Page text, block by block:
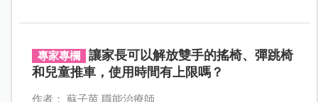
專家專欄
讓家長可以解放雙手的搖椅、彈跳椅
和兒童推車，使用時間有上限嗎？
作者： 蘇子茵 職能治療師